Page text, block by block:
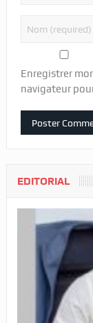
Enregistrer
navigateur
EDITORIAL